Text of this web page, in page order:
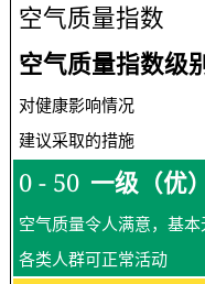
空气质量指数
空气质量指数级
对健康影响情况
建议采取的措施
0 - 50 一级（优）
空气质量令人满意，基
各类人群可正常活动